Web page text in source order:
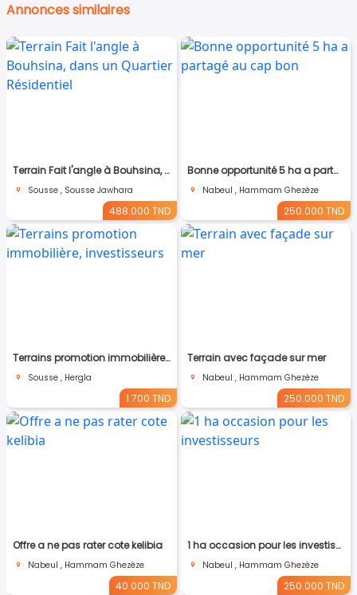
Annonces similaires
Terrain Fait l'angle à Bouhsina, dans un Quartier Résidentiel
Sousse , Sousse Jawhara
488.000 TND
Bonne opportunité 5 ha a partagé au cap bon
Nabeul , Hammam Ghezèze
250.000 TND
Terrains promotion immobilière, investisseurs
Sousse , Hergla
1.700 TND
Terrain avec façade sur mer
Nabeul , Hammam Ghezèze
250.000 TND
Offre a ne pas rater cote kelibia
Nabeul , Hammam Ghezèze
40.000 TND
1 ha occasion pour les investisseurs
Nabeul , Hammam Ghezèze
250.000 TND